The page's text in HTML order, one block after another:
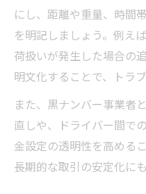
にし、距離や重量、時間
を明記しましょう。例え
荷扱いが発生した場合の
明文化することで、トラ
また、黒ナンバー事業者
直しや、ドライバー間で
金設定の透明性を高める
長期的な取引の安定化に